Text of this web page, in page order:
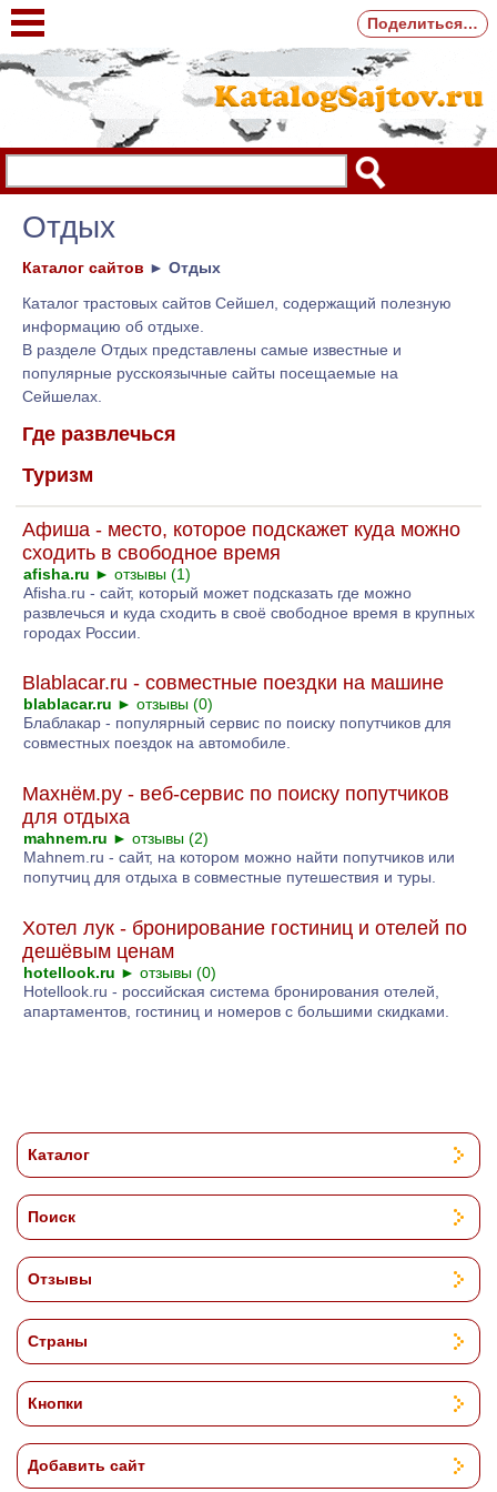
Отдых
Каталог сайтов ► Отдых
Каталог трастовых сайтов Сейшел, содержащий полезную
информацию об отдыхе.
В разделе Отдых представлены самые известные и
популярные русскоязычные сайты посещаемые на
Сейшелах.
Где развлечься
Туризм
Афиша - место, которое подскажет куда можно
сходить в свободное время
afisha.ru ► отзывы (1)
Afisha.ru - сайт, который может подсказать где можно
развлечься и куда сходить в своё свободное время в крупных
городах России.
Blablacar.ru - совместные поездки на машине
blablacar.ru ► отзывы (0)
Блаблакар - популярный сервис по поиску попутчиков для
совместных поездок на автомобиле.
Махнём.ру - веб-сервис по поиску попутчиков
для отдыха
mahnem.ru ► отзывы (2)
Mahnem.ru - сайт, на котором можно найти попутчиков или
попутчиц для отдыха в совместные путешествия и туры.
Хотел лук - бронирование гостиниц и отелей по
дешёвым ценам
hotellook.ru ► отзывы (0)
Hotellook.ru - российская система бронирования отелей,
апартаментов, гостиниц и номеров с большими скидками.
Каталог
Поиск
Отзывы
Страны
Кнопки
Добавить сайт
Поделиться…